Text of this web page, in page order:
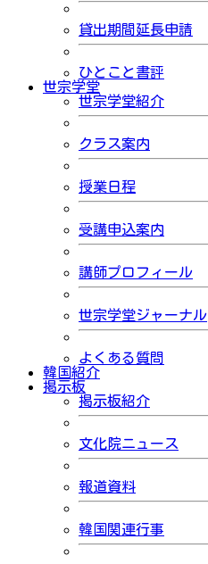
貸出期間延長申請
ひとこと書評
世宗学堂
世宗学堂紹介
クラス案内
授業日程
受講申込案内
講師プロフィール
世宗学堂ジャーナル
よくある質問
韓国紹介
掲示板
掲示板紹介
文化院ニュース
報道資料
韓国関連行事